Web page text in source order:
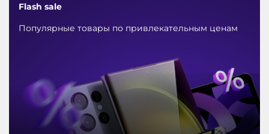
Flash sale
Популярные товары по привлекательным ценам